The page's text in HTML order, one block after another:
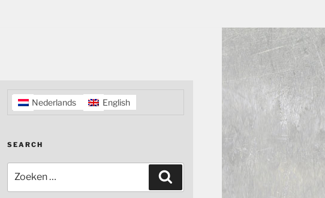
Nederlands English
SEARCH
naar: